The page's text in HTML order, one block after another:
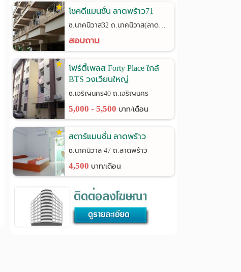
โชคดีแมนชั่น ลาดพร้าว71
ซ.นาคนิวาส32 ถ.นาคนิวาส(ลาดพร้าว71)
สอบถาม
โฟร์ตี้เพลส Forty Place ใกล้
BTS วงเวียนใหญ่
ซ.เจริญนคร40 ถ.เจริญนคร
5,000 - 5,500 บาท/เดือน
สตาร์แมนชั่น ลาดพร้าว
ซ.นาคนิวาส 47 ถ.ลาดพร้าว
4,500 บาท/เดือน